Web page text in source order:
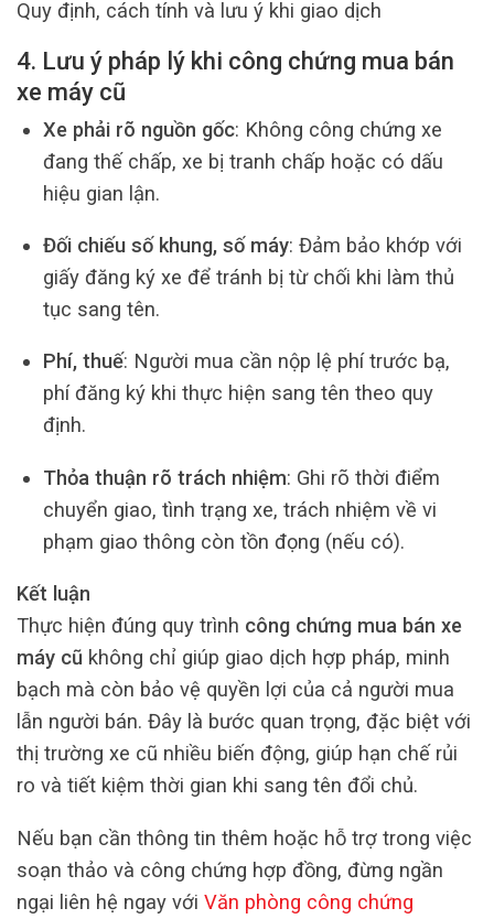
Quy định, cách tính và lưu ý khi giao dịch
4. Lưu ý pháp lý khi công chứng mua bán
xe máy cũ
Xe phải rõ nguồn gốc: Không công chứng xe
đang thế chấp, xe bị tranh chấp hoặc có dấu
hiệu gian lận.
Đối chiếu số khung, số máy: Đảm bảo khớp với
giấy đăng ký xe để tránh bị từ chối khi làm thủ
tục sang tên.
Phí, thuế: Người mua cần nộp lệ phí trước bạ,
phí đăng ký khi thực hiện sang tên theo quy
định.
Thỏa thuận rõ trách nhiệm: Ghi rõ thời điểm
chuyển giao, tình trạng xe, trách nhiệm về vi
phạm giao thông còn tồn đọng (nếu có).
Kết luận
Thực hiện đúng quy trình công chứng mua bán xe
máy cũ không chỉ giúp giao dịch hợp pháp, minh
bạch mà còn bảo vệ quyền lợi của cả người mua
lẫn người bán. Đây là bước quan trọng, đặc biệt với
thị trường xe cũ nhiều biến động, giúp hạn chế rủi
ro và tiết kiệm thời gian khi sang tên đổi chủ.
Nếu bạn cần thông tin thêm hoặc hỗ trợ trong việc
soạn thảo và công chứng hợp đồng, đừng ngần
ngại liên hệ ngay với Văn phòng công chứng